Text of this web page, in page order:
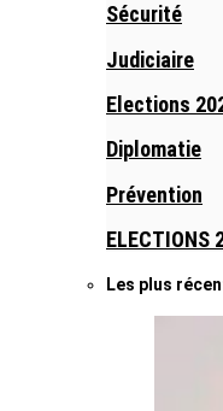
Sécurité
Judiciaire
Elections
Diplomatie
Prévention
ELECTIONS
Les plus